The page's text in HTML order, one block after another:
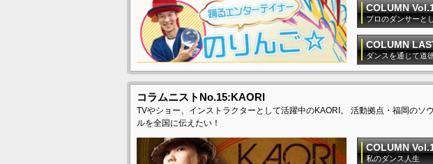
COLUMN
プロのダンサーと
COLUMN
ダンスを通じて道
コラムニストNo.15:KAORI
TVやショー、インストラクターとして活躍中のKAORI。 活動拠点・福岡のソ
ルを全国に伝えたい！
COLUMN
私のダンス人生